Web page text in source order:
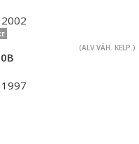
2002
(ALV VÄH. KELP.)
1997